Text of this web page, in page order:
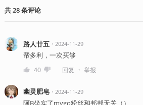
共28条评论
路人廿五・ 2024-11-29
帮多利，一次买够
40 回复 ・ 举报
幽灵肥皂・ 2024-11-29
阿B坐实了mygo粉丝和邦邦无关（）